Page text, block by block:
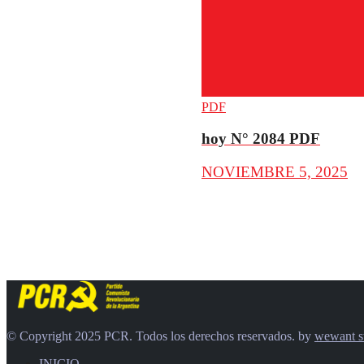
PDF
hoy N° 2084 PDF
NOVIEMBRE 5, 2025
© Copyright 2025 PCR. Todos los derechos reservados. by wewant